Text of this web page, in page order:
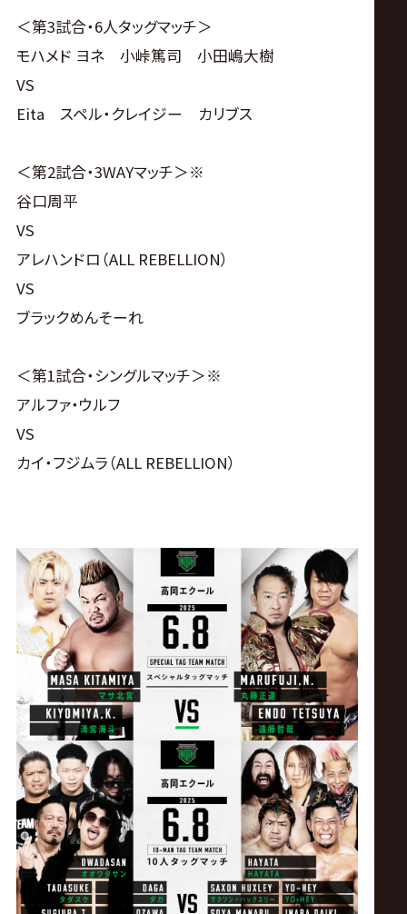
＜第3試合・6人タッグマッチ＞
モハメド ヨネ 小峠篤司 小田嶋大樹
VS
Eita スペル・クレイジー カリブス
＜第2試合・3WAYマッチ＞※
谷口周平
VS
アレハンドロ（ALL REBELLION）
VS
ブラックめんそーれ
＜第1試合・シングルマッチ＞※
アルファ・ウルフ
VS
カイ・フジムラ（ALL REBELLION）